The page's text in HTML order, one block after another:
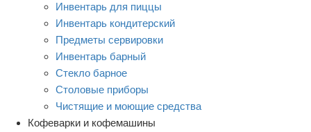
Инвентарь для пиццы
Инвентарь кондитерский
Предметы сервировки
Инвентарь барный
Стекло барное
Столовые приборы
Чистящие и моющие средства
Кофеварки и кофемашины